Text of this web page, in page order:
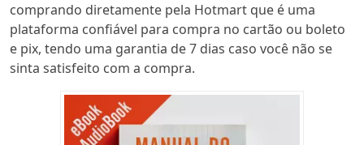
comprando diretamente pela Hotmart que é uma
plataforma confiável para compra no cartão ou boleto
e pix, tendo uma garantia de 7 dias caso você não se
sinta satisfeito com a compra.